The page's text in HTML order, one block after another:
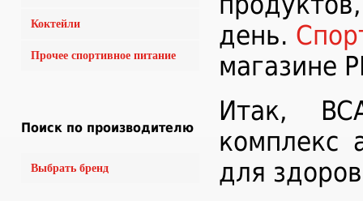
день.
магазине
Итак,
комплекс
для
Коктейли
Прочее спортивное питание
Поиск по производителю
Выбрать бренд